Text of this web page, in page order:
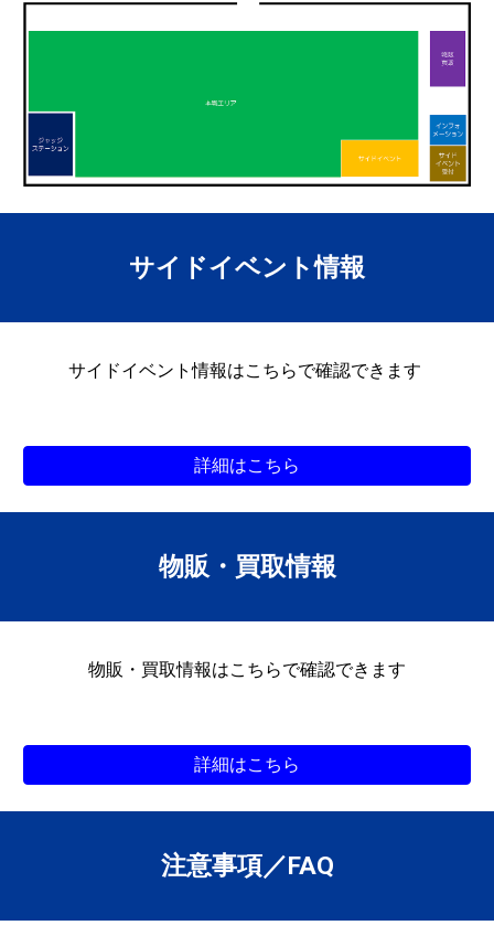
サイドイベント情報
サイドイベント情報はこちらで確認できます
詳細はこちら
物販・買取情報
物販・買取情報はこちらで確認できます
詳細はこちら
注意事項／FAQ